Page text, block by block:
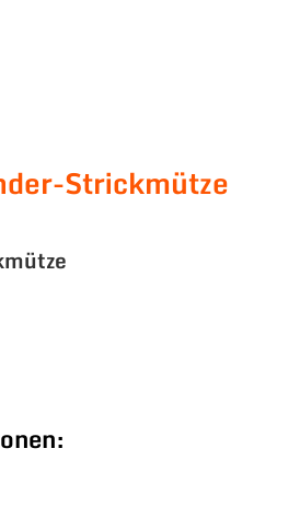
Strickmütze